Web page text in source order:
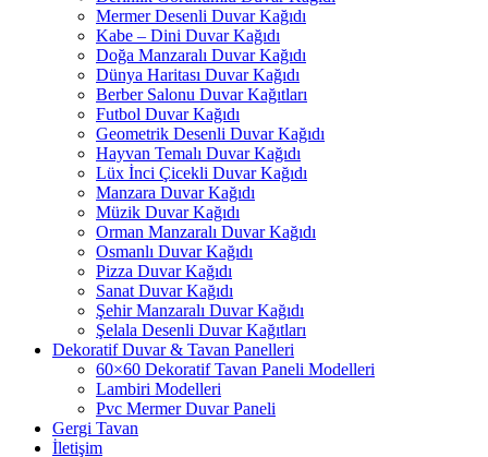
Mermer Desenli Duvar Kağıdı
Kabe – Dini Duvar Kağıdı
Doğa Manzaralı Duvar Kağıdı
Dünya Haritası Duvar Kağıdı
Berber Salonu Duvar Kağıtları
Futbol Duvar Kağıdı
Geometrik Desenli Duvar Kağıdı
Hayvan Temalı Duvar Kağıdı
Lüx İnci Çicekli Duvar Kağıdı
Manzara Duvar Kağıdı
Müzik Duvar Kağıdı
Orman Manzaralı Duvar Kağıdı
Osmanlı Duvar Kağıdı
Pizza Duvar Kağıdı
Sanat Duvar Kağıdı
Şehir Manzaralı Duvar Kağıdı
Şelala Desenli Duvar Kağıtları
Dekoratif Duvar & Tavan Panelleri
60×60 Dekoratif Tavan Paneli Modelleri
Lambiri Modelleri
Pvc Mermer Duvar Paneli
Gergi Tavan
İletişim